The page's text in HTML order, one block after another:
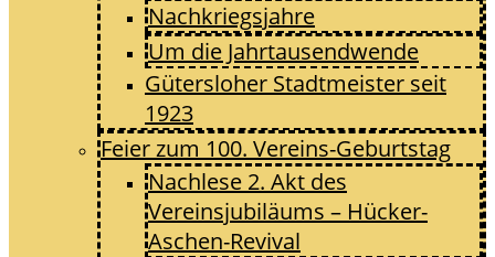
Nachkriegsjahre
Um die Jahrtausendwende
Gütersloher Stadtmeister seit
1923
Feier zum 100. Vereins-Geburtstag
Nachlese 2. Akt des
Vereinsjubiläums – Hücker-
Aschen-Revival